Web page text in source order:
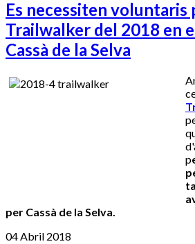
Es necessiten voluntaris
Trailwalker del 2018 en
Cassà de la Selva
p
per Cassà de la Selva.
04 Abril 2018